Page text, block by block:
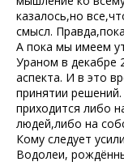
казалось,но
смысл.
А пока мы имеем
Ураном в декабре
аспекта. И в это
принятии
приходится либо
людей,либо на
Кому следует
Водолеи,